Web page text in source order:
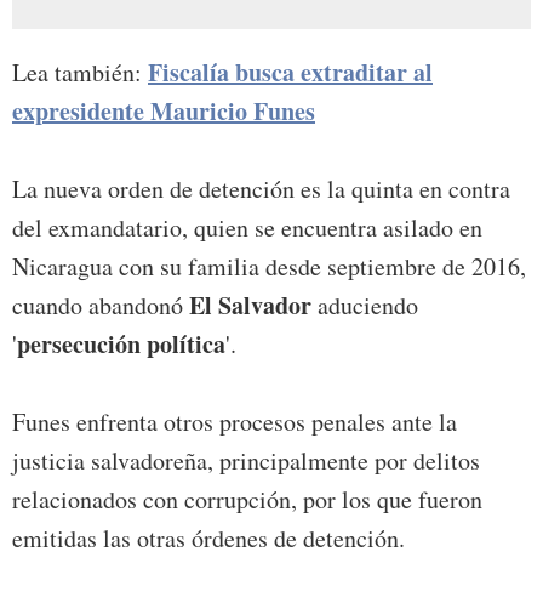
Lea también: Fiscalía busca extraditar al
expresidente Mauricio Funes
La nueva orden de detención es la quinta en contra
del exmandatario, quien se encuentra asilado en
Nicaragua con su familia desde septiembre de 2016,
cuando abandonóEl Salvadoraduciendo
'persecución política'.
Funes enfrenta otros procesos penales ante la
justicia salvadoreña, principalmente por delitos
relacionados con corrupción, por los que fueron
emitidas las otras órdenes de detención.